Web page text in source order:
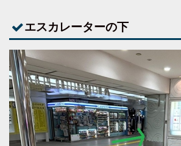
エスカレーターの下